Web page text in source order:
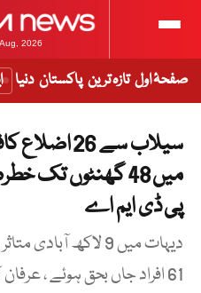
2026
صفحۂ اول تازہ ترین پاکستان دنیا
سیلاب سے 26
میں 48 گھنٹوں تک
پی ڈی ایم اے
دیہات میں 9 لاکھ
61 افراد جاں بحق ہوئے ، عرفان کاٹھیا